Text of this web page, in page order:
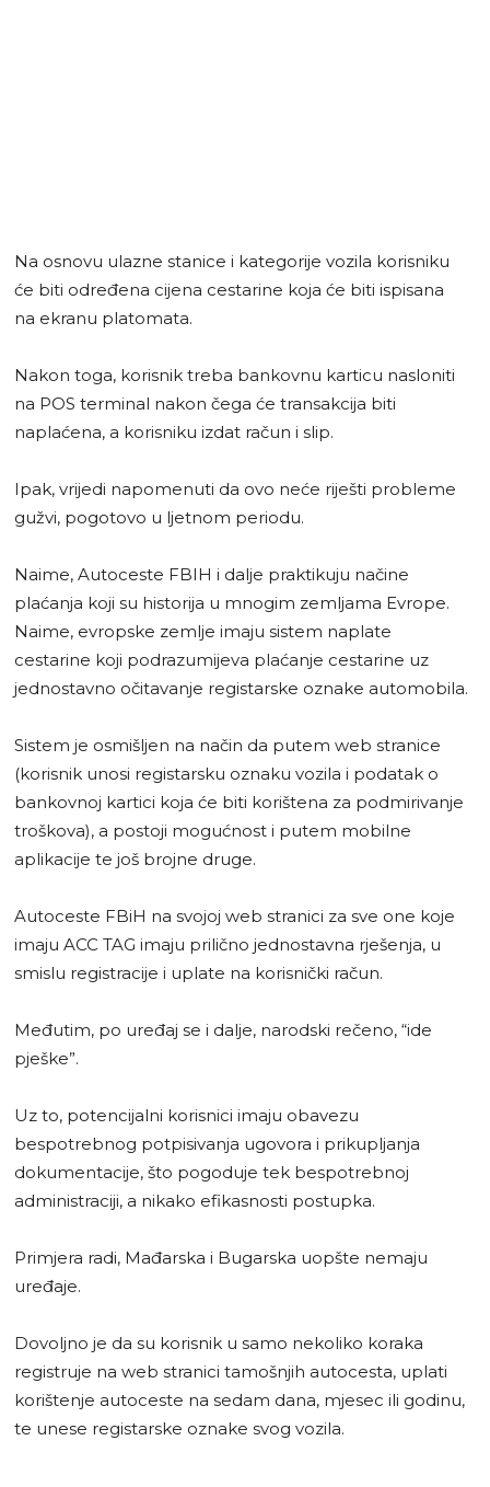
Na osnovu ulazne stanice i kategorije vozila korisniku
će biti određena cijena cestarine koja će biti ispisana
na ekranu platomata.
Nakon toga, korisnik treba bankovnu karticu nasloniti
na POS terminal nakon čega će transakcija biti
naplaćena, a korisniku izdat račun i slip.
Ipak, vrijedi napomenuti da ovo neće riješti probleme
gužvi, pogotovo u ljetnom periodu.
Naime, Autoceste FBIH i dalje praktikuju načine
plaćanja koji su historija u mnogim zemljama Evrope.
Naime, evropske zemlje imaju sistem naplate
cestarine koji podrazumijeva plaćanje cestarine uz
jednostavno očitavanje registarske oznake automobila.
Sistem je osmišljen na način da putem web stranice
(korisnik unosi registarsku oznaku vozila i podatak o
bankovnoj kartici koja će biti korištena za podmirivanje
troškova), a postoji mogućnost i putem mobilne
aplikacije te još brojne druge.
Autoceste FBiH na svojoj web stranici za sve one koje
imaju ACC TAG imaju prilično jednostavna rješenja, u
smislu registracije i uplate na korisnički račun.
Međutim, po uređaj se i dalje, narodski rečeno, “ide
pješke”.
Uz to, potencijalni korisnici imaju obavezu
bespotrebnog potpisivanja ugovora i prikupljanja
dokumentacije, što pogoduje tek bespotrebnoj
administraciji, a nikako efikasnosti postupka.
Primjera radi, Mađarska i Bugarska uopšte nemaju
uređaje.
Dovoljno je da su korisnik u samo nekoliko koraka
registruje na web stranici tamošnjih autocesta, uplati
korištenje autoceste na sedam dana, mjesec ili godinu,
te unese registarske oznake svog vozila.